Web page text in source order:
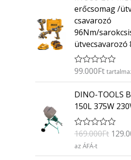
e
l
é
s
:
/
5
erőcsomag /
csavarozó
96Nm/
ütvecsavarozó
É
é
k
e
é
s
0
/
99.000Ft
DINO-TOOLS
150L 375W
É
t
é
169.000Ft
O
r
g
az ÁFÁ-t